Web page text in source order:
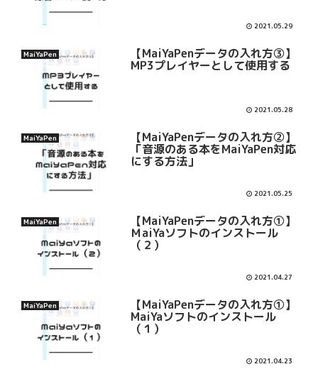
2021.05.29
MaiYaPen 【MaiYaPenデータの入れ方③】
MP3プレイヤーとして使用する
2021.05.28
MaiYaPen 【MaiYaPenデータの入れ方②】
「音源のある本をMaiYaPen対応
にする方法」
2021.05.25
MaiYaPen 【MaiYaPenデータの入れ方①】
ＭaiYaソフトのインストール
（２）
2021.04.27
MaiYaPen 【MaiYaPenデータの入れ方①】
MaiYaソフトのインストール
（１）
2021.04.23